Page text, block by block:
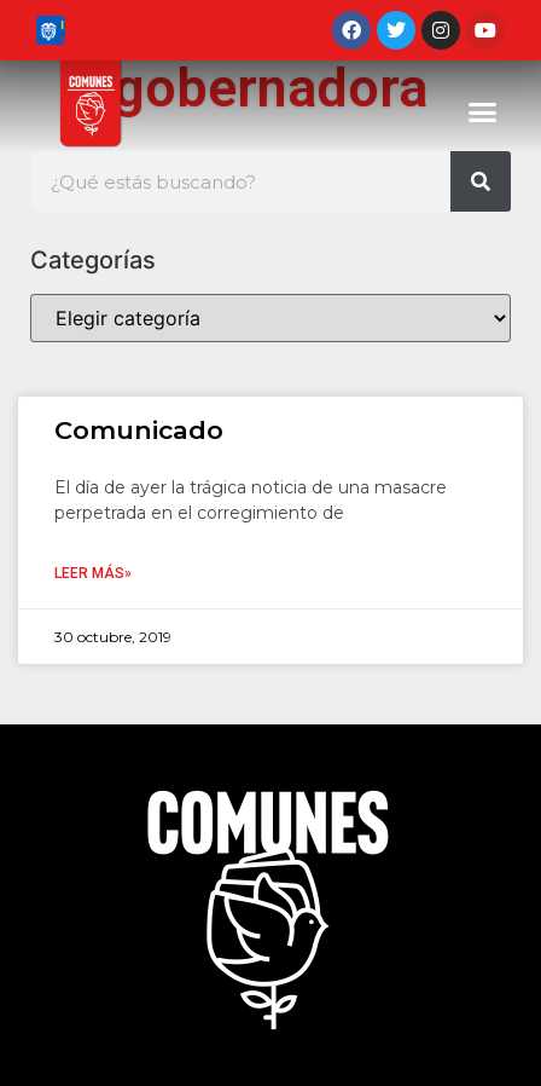
gobernadora
Categorías
Comunicado
El día de ayer la trágica noticia de una masacre
perpetrada en el corregimiento de
LEER MÁS»
30 octubre, 2019